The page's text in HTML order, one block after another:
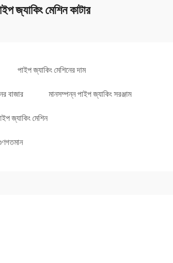
জ্যাকিং মেশিন কাটার
পাইপ জ্যাকিং মেশিনের দাম
বাজার মানসম্পন্ন পাইপ জ্যাকিং সরঞ্জাম
জ্যাকিং মেশিন